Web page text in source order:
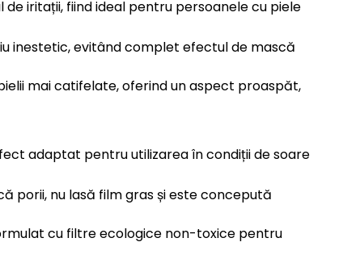
iritații, fiind ideal pentru persoanele cu piele
inestetic, evitând complet efectul de mască
mai catifelate, oferind un aspect proaspăt,
adaptat pentru utilizarea în condiții de soare
porii, nu lasă film gras și este concepută
cu filtre ecologice non-toxice pentru